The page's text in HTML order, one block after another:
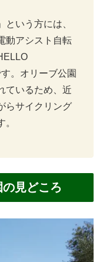
という方には、
動アシスト自転
。オリーブ公園
ているため、近
らサイクリング
見どころ